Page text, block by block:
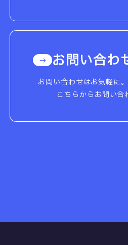
お問い合わ
お問い合わせはお気軽に
こちらからお問い合